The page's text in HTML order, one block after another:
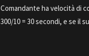
Comandante ha velocità di
300/10 = 30 secondi, e se il